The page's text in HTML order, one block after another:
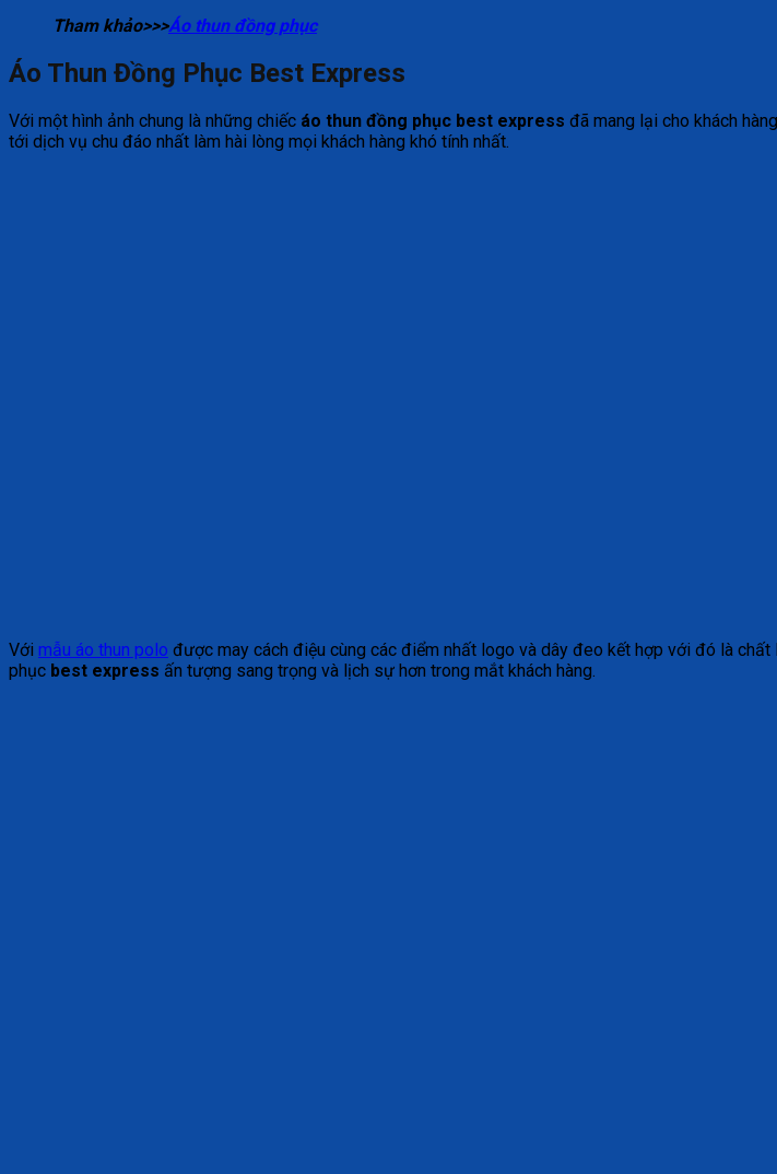
Tham khảo>>>Áo thun đồng phục
Áo Thun Đồng Phục Best Express
Với một hình ảnh chung là những chiếc áo thun đồng phục best express đã mang lại cho khách
tới dịch vụ chu đáo nhất làm hài lòng mọi khách hàng khó tính nhất.
Với mẫu áo thun polo được may cách điệu cùng các điểm nhất logo và dây đeo kết hợp với đó là
phục best express ấn tượng sang trọng và lịch sự hơn trong mắt khách hàng.